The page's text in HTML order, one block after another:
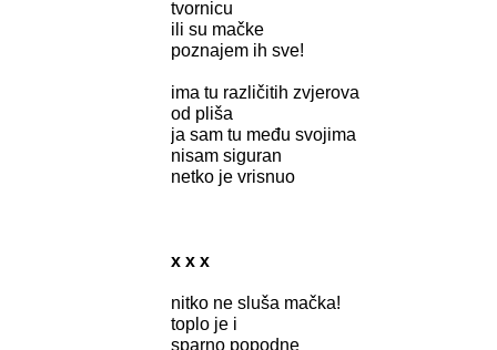
tvornicu
ili su mačke
poznajem ih sve!
ima tu različitih zvjerova
od pliša
ja sam tu među svojima
nisam siguran
netko je vrisnuo
x x x
nitko ne sluša mačka!
toplo je i
sparno popodne